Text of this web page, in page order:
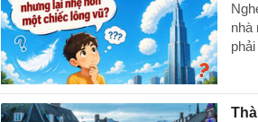
nhà